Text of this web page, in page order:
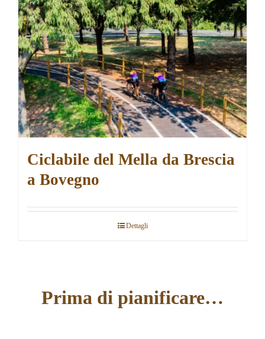
Eventi
Ciclabile del Mella da Brescia
a Bovegno
Dettagli
Prima di pianificare…